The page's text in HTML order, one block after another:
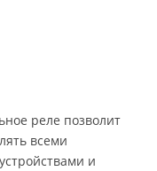
реле позволит
всеми
и